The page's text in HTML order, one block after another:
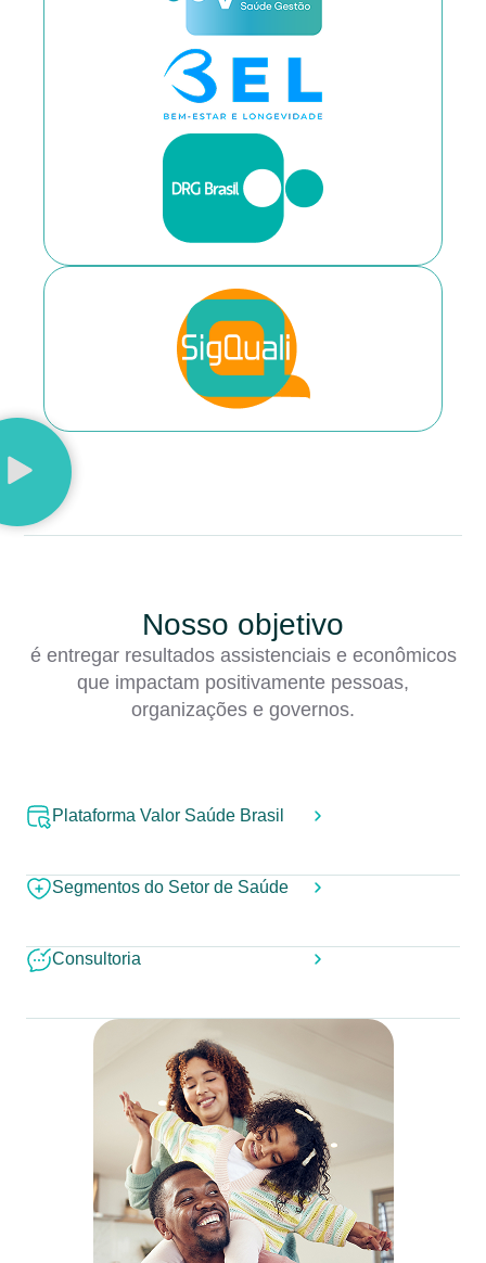
Nosso objetivo
é entregar resultados assistenciais e econômicos
que impactam positivamente pessoas,
organizações e governos.
Plataforma Valor Saúde Brasil
Segmentos do Setor de Saúde
Consultoria